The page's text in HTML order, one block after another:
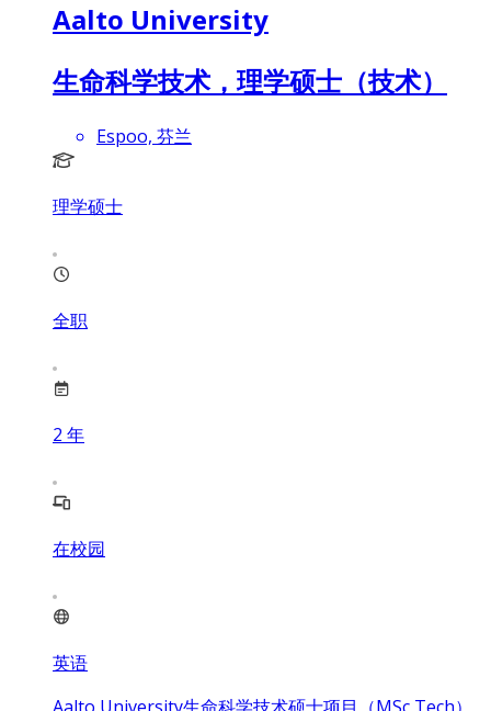
Aalto University
生命科学技术，理学硕士（技术）
Espoo, 芬兰
理学硕士
全职
2 年
在校园
英语